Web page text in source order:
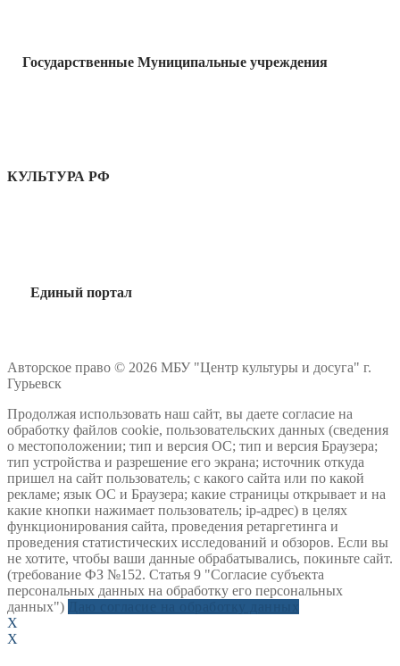
Государственные Муниципальные учреждения
КУЛЬТУРА РФ
Единый портал
Авторское право © 2026 МБУ "Центр культуры и досуга" г.
Гурьевск
Продолжая использовать наш сайт, вы даете согласие на
обработку файлов cookie, пользовательских данных (сведения
о местоположении; тип и версия ОС; тип и версия Браузера;
тип устройства и разрешение его экрана; источник откуда
пришел на сайт пользователь; с какого сайта или по какой
рекламе; язык ОС и Браузера; какие страницы открывает и на
какие кнопки нажимает пользователь; ip-адрес) в целях
функционирования сайта, проведения ретаргетинга и
проведения статистических исследований и обзоров. Если вы
не хотите, чтобы ваши данные обрабатывались, покиньте сайт.
(требование ФЗ №152. Статья 9 "Согласие субъекта
персональных данных на обработку его персональных
данных")
X
X